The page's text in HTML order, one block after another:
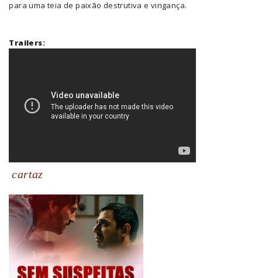
para uma teia de paixão destrutiva e vingança.
Trailers:
cartaz